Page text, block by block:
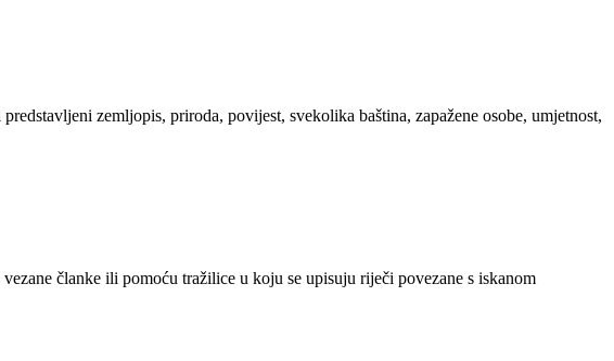
zemljopis, priroda, povijest, svekolika baština, zapažene osobe, umjetnost,
članke ili pomoću tražilice u koju se upisuju riječi povezane s iskanom